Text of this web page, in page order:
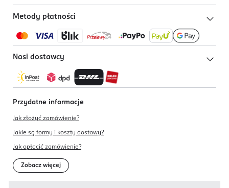
Metody płatności
Nasi dostawcy
Przydatne informacje
Jak złożyć zamówienie?
Jakie są formy i koszty dostawy?
Jak opłacić zamówienie?
Zobacz więcej